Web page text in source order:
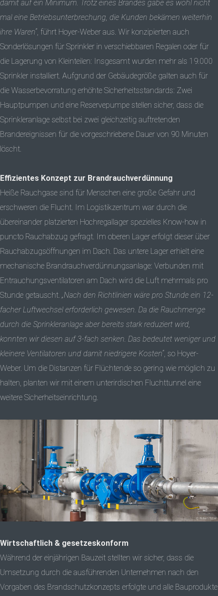
damit auf ein Minimum. Trotz eines Brandes gäbe es wohl nicht
mal eine Betriebsunterbrechung, die Kunden bekämen weiterhin
ihre Waren“, führt Hoyer-Weber aus. Wir konzipierten auch
Sonderlösungen für Sprinkler in verschiebbaren Regalen oder für
die Lagerung von Kleinteilen: Insgesamt wurden mehr als 19.000
Sprinkler installiert. Aufgrund der Gebäudegröße galten auch für
die Wasserbevorratung erhöhte Sicherheitsstandards: Zwei
Hauptpumpen und eine Reservepumpe stellen sicher, dass die
Sprinkleranlage selbst bei zwei gleichzeitig auftretenden
Brandereignissen für die vorgeschriebene Dauer von 90 Minuten
löscht.
Effizientes Konzept zur Brandrauchverdünnung
Heiße Rauchgase sind für Menschen eine große Gefahr und
erschweren die Flucht. Im Logistikzentrum war durch die
übereinander platzierten Hochregallager spezielles Know-how in
puncto Rauchabzug gefragt. Im oberen Lager erfolgt dieser über
Rauchabzugsöffnungen im Dach. Das untere Lager erhielt eine
mechanische Brandrauchverdünnungsanlage: Verbunden mit
Entrauchungsventilatoren am Dach wird die Luft mehrmals pro
Stunde getauscht. „Nach den Richtlinien wäre pro Stunde ein 12-
facher Luftwechsel erforderlich gewesen. Da die Rauchmenge
durch die Sprinkleranlage aber bereits stark reduziert wird,
konnten wir diesen auf 3-fach senken. Das bedeutet weniger und
kleinere Ventilatoren und damit niedrigere Kosten“, so Hoyer-
Weber. Um die Distanzen für Flüchtende so gering wie möglich zu
halten, planten wir mit einem unterirdischen Fluchttunnel eine
weitere Sicherheitseinrichtung.
Wirtschaftlich & gesetzeskonform
Während der einjährigen Bauzeit stellten wir sicher, dass die
Umsetzung durch die ausführenden Unternehmen nach den
Vorgaben des Brandschutzkonzepts erfolgte und alle Bauprodukte